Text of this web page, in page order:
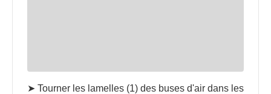
➤ Tourner les lamelles (1) des buses d'air dans les